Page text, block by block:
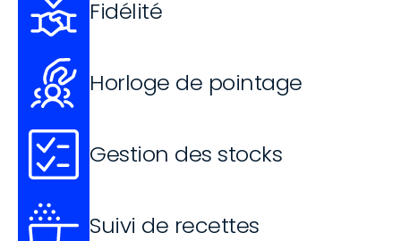
Fidélité
Horloge de pointage
Gestion des stocks
Suivi de recettes